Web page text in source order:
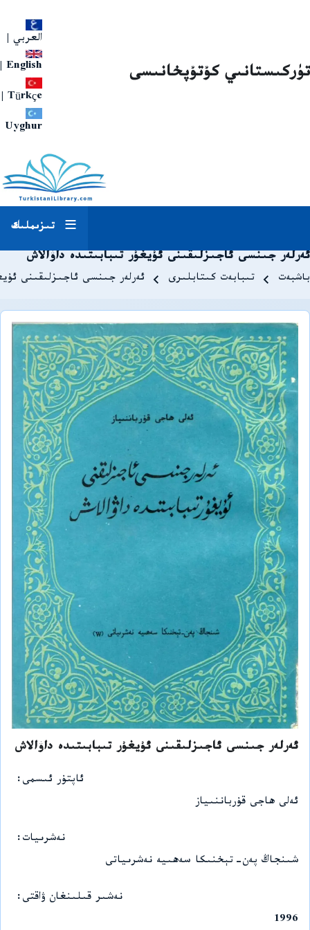
العربي |
English
|
Türkçe
|
Uyghur
تۈركىستانىي كۇتۇپخانىسى
تىزىملىك
ئەرلەر جىنسى ئاجىزلىقىنى ئۇيغۇر تىبابىتىدە داۋالاش
Breadcrumb
باشبەت تىبابەت كىتابلىرى ئەرلەر جىنسى ئاجىزلىقىنى
ئەرلەر جىنسى ئاجىزلىقىنى ئۇيغۇر تىبابىتىدە داۋالاش
ئاپتۇر ئىسمى
ئەلى ھاجى قۇرباننىياز
نەشرىيات
شىنجاڭ پەن-تېخنىكا سەھىيە نەشرىياتى
نەشىر قىلىنغان ۋاقتى
1996